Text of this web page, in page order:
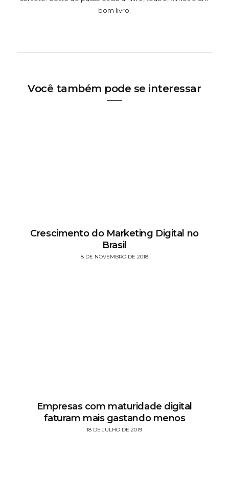
bom livro.
Você também pode se interessar
Crescimento do Marketing Digital no
Brasil
8 DE NOVEMBRO DE 2018
Empresas com maturidade digital
faturam mais gastando menos
18 DE JULHO DE 2019